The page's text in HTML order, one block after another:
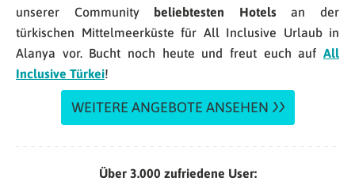
unserer Community
beliebtesten Hotelsan der
türkischen Mittelmeerküste für All Inclusive Urlaub in
Alanya vor. Bucht noch heute und freut euch auf All
Inclusive Türkei!
WEITERE ANGEBOTE ANSEHEN
Über 3.000 zufriedene User: